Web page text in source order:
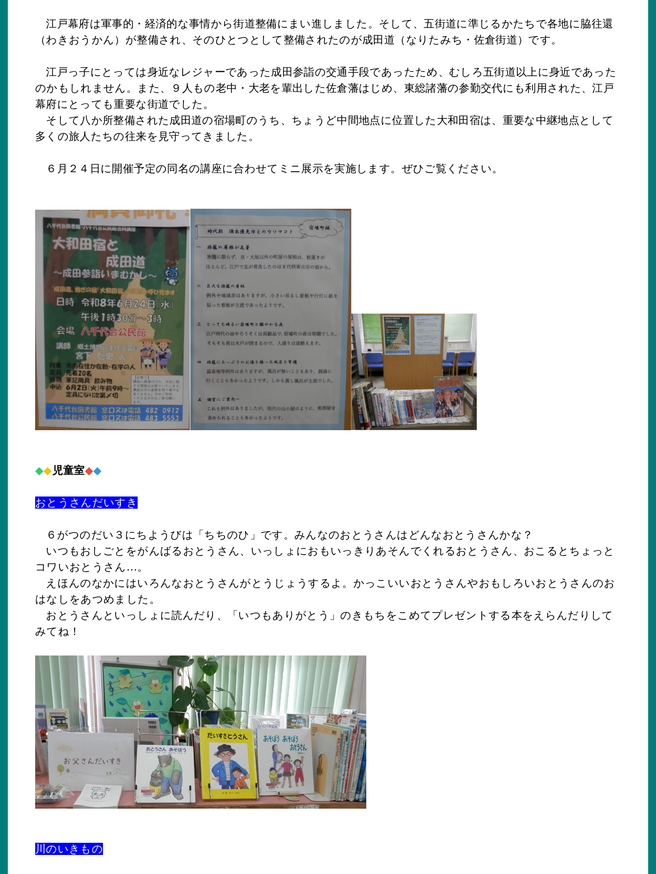
江戸幕府は軍事的・経済的な事情から街道整備にまい進しました。そして、五街道に準じるかたちで各地に脇往還
（わきおうかん）が整備され、そのひとつとして整備されたのが成田道（なりたみち・佐倉街道）です。
江戸っ子にとっては身近なレジャーであった成田参詣の交通手段であったため、むしろ五街道以上に身近であった
のかもしれません。また、９人もの老中・大老を輩出した佐倉藩はじめ、東総諸藩の参勤交代にも利用された、江戸
幕府にとっても重要な街道でした。
そして八か所整備された成田道の宿場町のうち、ちょうど中間地点に位置した大和田宿は、重要な中継地点として
多くの旅人たちの往来を見守ってきました。
６月２４日に開催予定の同名の講座に合わせてミニ展示を実施します。ぜひご覧ください。
◆◆児童室◆◆
おとうさんだいすき
６がつのだい３にちようびは「ちちのひ」です。みんなのおとうさんはどんなおとうさんかな？
いつもおしごとをがんばるおとうさん、いっしょにおもいっきりあそんでくれるおとうさん、おこるとちょっと
コワいおとうさん…。
えほんのなかにはいろんなおとうさんがとうじょうするよ。かっこいいおとうさんやおもしろいおとうさんのお
はなしをあつめました。
おとうさんといっしょに読んだり、「いつもありがとう」のきもちをこめてプレゼントする本をえらんだりして
みてね！
川のいきもの